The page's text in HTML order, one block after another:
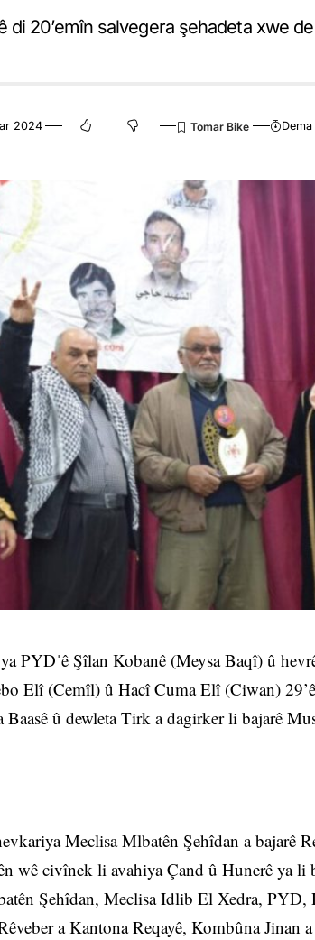
di 20’emîn salvegera şehadeta xwe
2024
PYDˈê Şîlan Kobanê (Meysa Baqî) û
Elî (Cemîl) û Hacî Cuma Elî (Ciwan)
Baasê û dewleta Tirk a dagirker li bajarê
Meclisa Mlbatên Şehîdan a bajarê
wê civînek li avahiya Çand û Hunerê ya li
Şehîdan, Meclisa Idlib El Xedra, PYD,
a Kantona Reqayê, Kombûna Jinan